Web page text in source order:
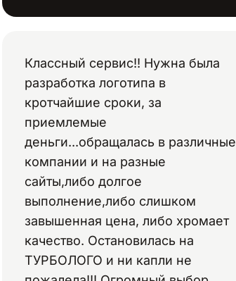
Классный сервис!! Нужна была
разработка логотипа в
кротчайшие сроки, за
приемлемые
деньги...обращалась в различные
компании и на разные
сайты,либо долгое
выполнение,либо слишком
завышенная цена, либо хромает
качество. Остановилась на
ТУРБОЛОГО и ни капли не